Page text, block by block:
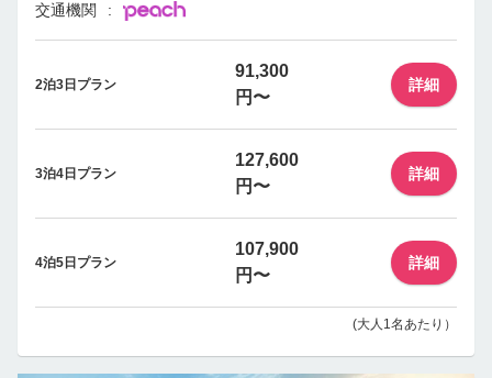
交通機関
2泊3日プラン
91,300
円〜
詳細
3泊4日プラン
127,600
円〜
詳細
4泊5日プラン
107,900
円〜
詳細
(大人1名あたり）